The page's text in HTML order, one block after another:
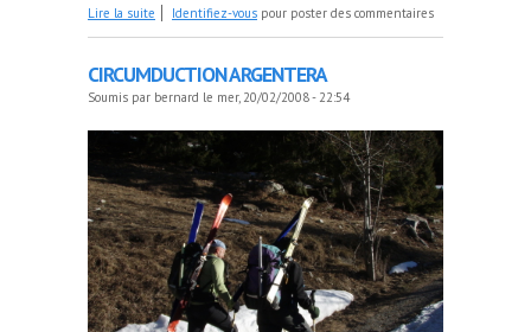
Lire la suite de Ski de rando Dimanche au Pépoiri par Bernard
Identifiez-vous pour poster des commentaires
CIRCUMDUCTION ARGENTERA
Soumis par bernard le mer, 20/02/2008 - 22:54